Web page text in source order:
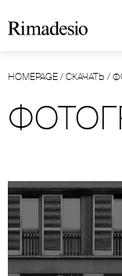
HOMEPAGE/СКАЧАТЬ /